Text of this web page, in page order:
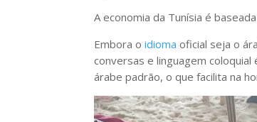
A economia da Tunísia é
Embora o idioma oficial seja o
conversas e linguagem
árabe padrão, o que facilita na